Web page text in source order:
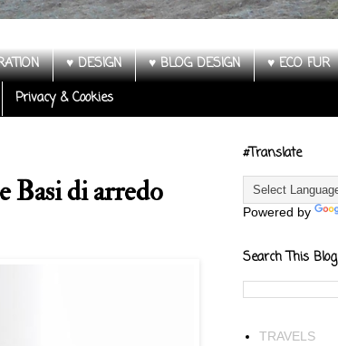
♥ DESIGN ♥ BLOG DESIGN ♥ ECO FUR
Privacy & Cookies
Basi di arredo
#Translate
Powered by
Search This Blog
TRAVELS